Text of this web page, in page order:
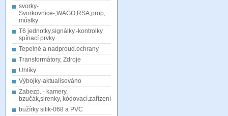
svorky-
Svorkovnice-,WAGO,RSA,prop,
můstky
T6 jednotky,signálky.-kontrolky
spínací prvky
Tepelné a nadproud.ochrany
Transformátory, Zdroje
Uhlíky
Výbojky-aktualisováno
Zabezp. - kamery,
bzučák,sirenky, kódovací.zařízení
bužírky silik-068 a PVC